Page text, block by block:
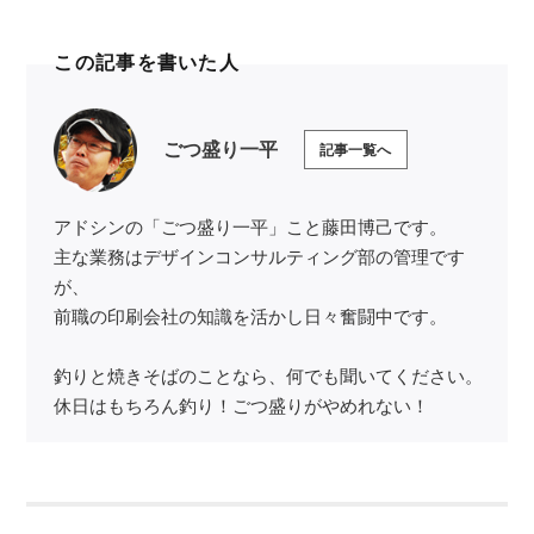
この記事を書いた人
ごつ盛り一平 記事一覧へ
アドシンの「ごつ盛り一平」こと藤田博己です。
主な業務はデザインコンサルティング部の管理です
が、
前職の印刷会社の知識を活かし日々奮闘中です。
釣りと焼きそばのことなら、何でも聞いてください。
休日はもちろん釣り！ごつ盛りがやめれない！